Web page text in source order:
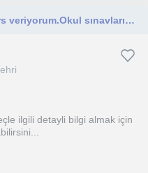
ve 8.sınıflara Fen bilgisi özel ders veriyorum.Okul sınavları,LGS hazırlık ve bursluluk sınavları için birebir ders
ilgili detayli bilgi almak için